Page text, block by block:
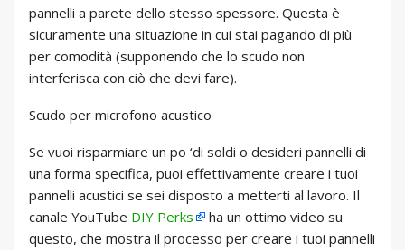
pannelli a parete dello stesso spessore. Questa è
sicuramente una situazione in cui stai pagando di più
per comodità (supponendo che lo scudo non
interferisca con ciò che devi fare).
Scudo per microfono acustico
Se vuoi risparmiare un po ‘di soldi o desideri pannelli di
una forma specifica, puoi effettivamente creare i tuoi
pannelli acustici se sei disposto a metterti al lavoro. Il
canale YouTube DIY Perks
ha un ottimo video su
questo, che mostra il processo per creare i tuoi pannelli